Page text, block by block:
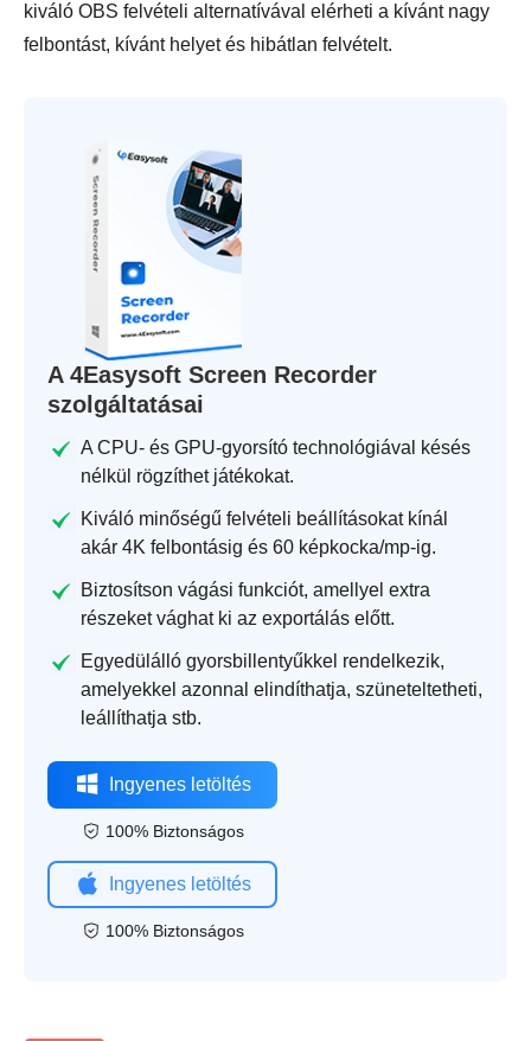
kiváló OBS felvételi alternatívával elérheti a kívánt nagy
felbontást, kívánt helyet és hibátlan felvételt.
A 4Easysoft Screen Recorder
szolgáltatásai
A CPU- és GPU-gyorsító technológiával késés
nélkül rögzíthet játékokat.
Kiváló minőségű felvételi beállításokat kínál
akár 4K felbontásig és 60 képkocka/mp-ig.
Biztosítson vágási funkciót, amellyel extra
részeket vághat ki az exportálás előtt.
Egyedülálló gyorsbillentyűkkel rendelkezik,
amelyekkel azonnal elindíthatja, szüneteltetheti,
leállíthatja stb.
Ingyenes letöltés
100% Biztonságos
Ingyenes letöltés
100% Biztonságos